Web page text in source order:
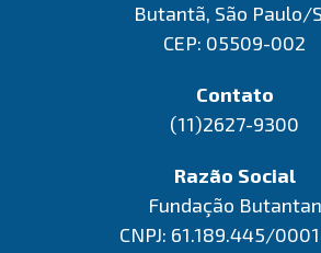
Butantã, São Paulo/
CEP: 05509-002
Contato
(11)2627-9300
Razão Social
Fundação Butantan
CNPJ: 61.189.445/